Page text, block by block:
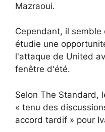
Mazraoui.
Cependant, il
étudie une
l'attaque de United
fenêtre d'été.
Selon The Standard,
« tenu des
accord tardif » pour